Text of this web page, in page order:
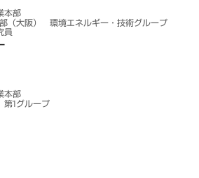
本部
（大阪） 環境エネルギー・技術グループ
員
本部
1グループ